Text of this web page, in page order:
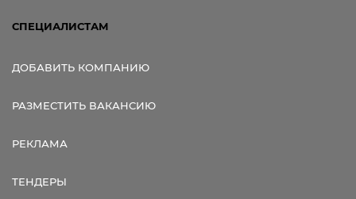
СПЕЦИАЛИСТАМ
ДОБАВИТЬ КОМПАНИЮ
РАЗМЕСТИТЬ ВАКАНСИЮ
РЕКЛАМА
ТЕНДЕРЫ